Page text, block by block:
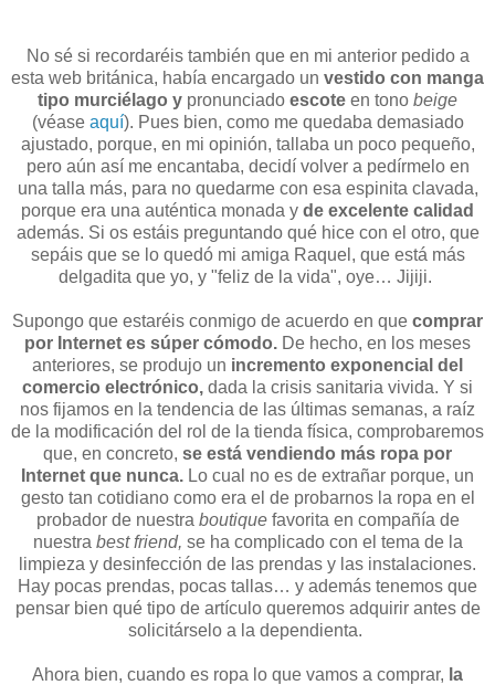
No sé si recordaréis también que en mi anterior pedido a
esta web británica, había encargado un vestido con manga
tipo murciélago y pronunciado escote en tono beige
(véase aquí). Pues bien, como me quedaba demasiado
ajustado, porque, en mi opinión, tallaba un poco pequeño,
pero aún así me encantaba, decidí volver a pedírmelo en
una talla más, para no quedarme con esa espinita clavada,
porque era una auténtica monada y de excelente calidad
además. Si os estáis preguntando qué hice con el otro, que
sepáis que se lo quedó mi amiga Raquel, que está más
delgadita que yo, y "feliz de la vida", oye… Jijiji.
Supongo que estaréis conmigo de acuerdo en que comprar
por Internet es súper cómodo. De hecho, en los meses
anteriores, se produjo un incremento exponencial del
comercio electrónico, dada la crisis sanitaria vivida. Y si
nos fijamos en la tendencia de las últimas semanas, a raíz
de la modificación del rol de la tienda física, comprobaremos
que, en concreto, se está vendiendo más ropa por
Internet que nunca. Lo cual no es de extrañar porque, un
gesto tan cotidiano como era el de probarnos la ropa en el
probador de nuestra boutiquefavorita en compañía de
nuestra best friend, se ha complicado con el tema de la
limpieza y desinfección de las prendas y las instalaciones.
Hay pocas prendas, pocas tallas… y además tenemos que
pensar bien qué tipo de artículo queremos adquirir antes de
solicitárselo a la dependienta.
Ahora bien, cuando es ropa lo que vamos a comprar, la